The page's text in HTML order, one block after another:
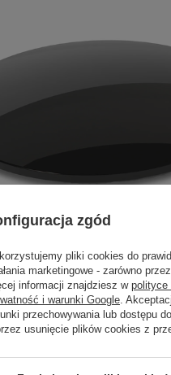
zgód
pliki cookies do
marketingowe - zarówno
informacji znajdziesz w polityce
i warunki Google.
przechowywania lub dostępu
usunięcie plików cookies z